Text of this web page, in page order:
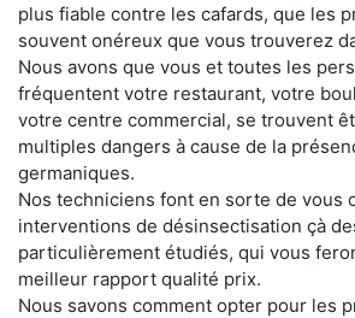
plus fiable contre les cafards, que les
souvent onéreux que vous trouverez
Nous avons que vous et toutes les
fréquentent votre restaurant, votre
votre centre commercial, se trouvent
multiples dangers à cause de la
germaniques.
Nos techniciens font en sorte de vous
interventions de désinsectisation çà
particulièrement étudiés, qui vous
meilleur rapport qualité prix.
Nous savons comment opter pour les